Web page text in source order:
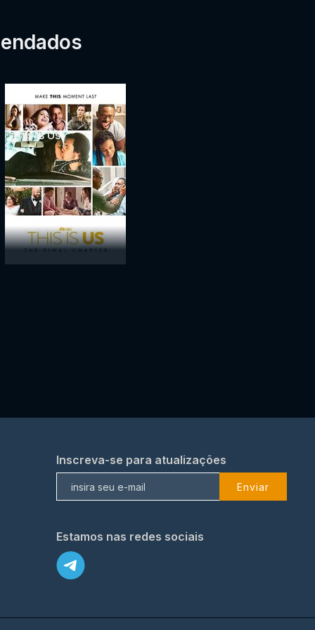
This Is Us
Inscreva-se para atualizações
Enviar
Estamos nas redes sociais